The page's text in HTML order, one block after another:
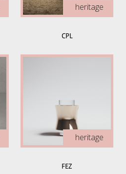
heritage
CPL
heritage
FEZ